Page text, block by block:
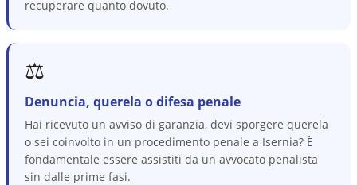
recuperare quanto dovuto.
⚖️
Denuncia, querela o difesa penale
Hai ricevuto un avviso di garanzia, devi sporgere querela
o sei coinvolto in un procedimento penale a Isernia? È
fondamentale essere assistiti da un avvocato penalista
sin dalle prime fasi.